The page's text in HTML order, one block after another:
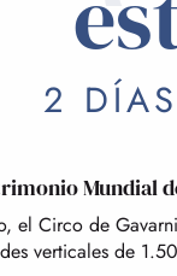
2
Mundial
el Circo de
verticales de